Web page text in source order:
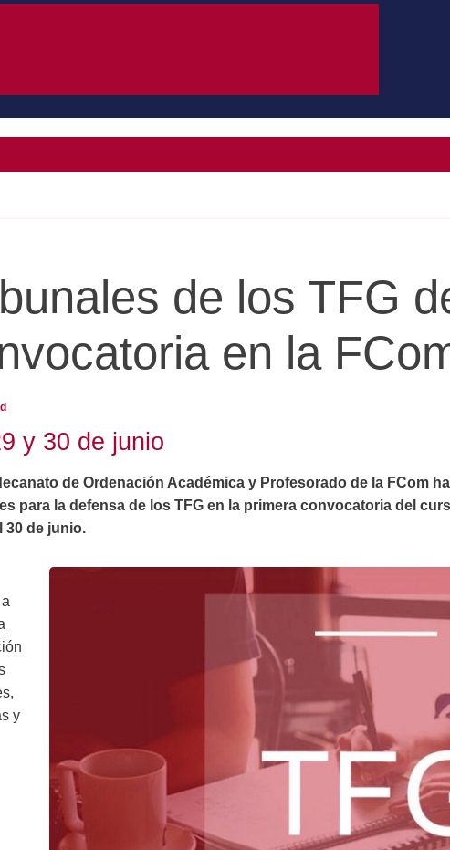
de los TFG
en la
y 30 de junio
de Ordenación Académica y Profesorado de la FCom
para la defensa de los TFG en la primera convocatoria del
30 de junio.
y